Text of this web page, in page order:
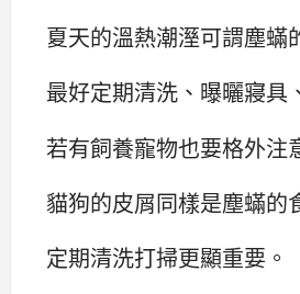
夏天的溫熱潮溼可謂塵蟎
最好定期清洗、曝曬寢具
若有飼養寵物也要格外注
貓狗的皮屑同樣是塵蟎的
定期清洗打掃更顯重要。